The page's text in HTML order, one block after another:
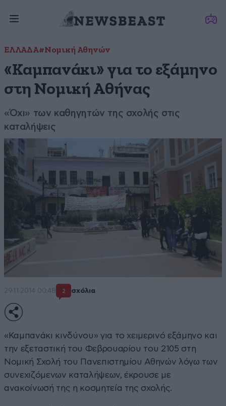
ΕΛΛΑΔΑ#Νομική Αθηνών
«Καμπανάκι» για το εξάμηνο
στη Νομική Αθήνας
«Όχι» των καθηγητών της σχολής στις
καταλήψεις
29·11·2014 00:48 2 σχόλια
«Καμπανάκι κινδύνου» για το χειμερινό εξάμηνο και
την εξεταστική του Φεβρουαρίου του 2105 στη
Νομική Σχολή του Πανεπιστημίου Αθηνών λόγω των
συνεχιζόμενων καταλήψεων, έκρουσε με
ανακοίνωσή της η κοσμητεία της σχολής.